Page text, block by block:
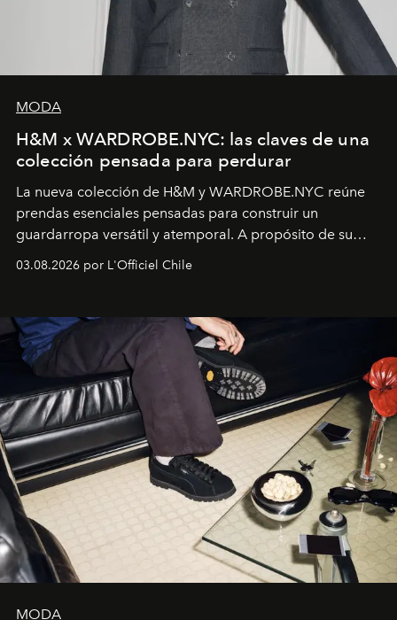
MODA
H&M x WARDROBE.NYC: las claves de una
colección pensada para perdurar
La nueva colección de H&M y WARDROBE.NYC reúne
prendas esenciales pensadas para construir un
guardarropa versátil y atemporal. A propósito de su
lanzamiento, los fundadores de la firma neoyorquina y
la asesora creativa y jefa de diseño global de la marca
y la filosofía detrás de la propuesta.
03.08.2026 por L'Officiel Chile
MODA